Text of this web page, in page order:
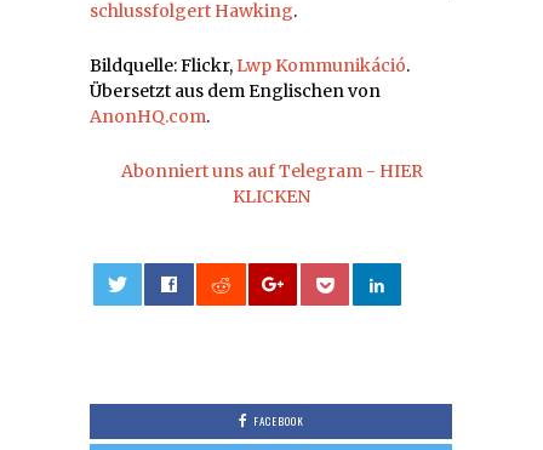
schlussfolgert Hawking.
Bildquelle: Flickr, Lwp Kommunikáció.
Übersetzt aus dem Englischen von
AnonHQ.com.
Abonniert uns auf Telegram - HIER
KLICKEN
FACEBOOK